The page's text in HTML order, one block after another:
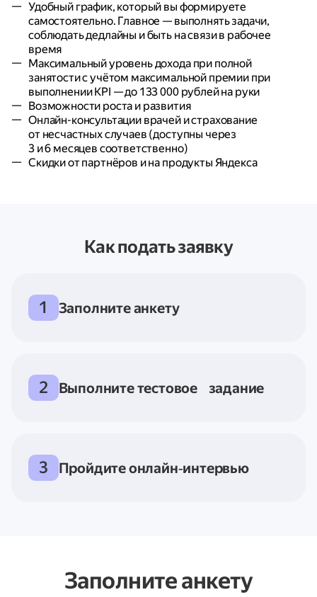
Удобный график, который вы формируете
самостоятельно. Главное — выполнять задачи,
соблюдать дедлайны и быть на связи в рабочее
время
Максимальный уровень дохода при полной
занятости с учётом максимальной премии при
выполнении KPI — до 133 000 рублей на руки
Возможности роста и развития
Онлайн-консультации врачей и страхование
от несчастных случаев (доступны через
3 и 6 месяцев соответственно)
Скидки от партнёров и на продукты Яндекса
Как подать заявку
1 Заполните анкету
2 Выполните тестовое задание
3 Пройдите онлайн‑интервью
Заполните анкету